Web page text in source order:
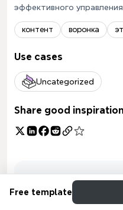
эффективного
контент воронка
Use cases
Uncategorized
Share good inspiration
Free template